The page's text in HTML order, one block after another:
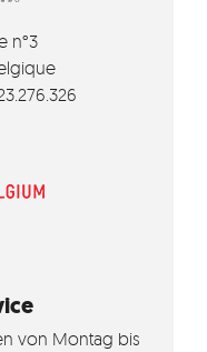
n°3
von Montag bis